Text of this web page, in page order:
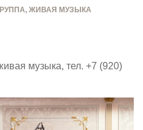
ЖИВАЯ МУЗЫКА
музыка, тел. +7 (920)